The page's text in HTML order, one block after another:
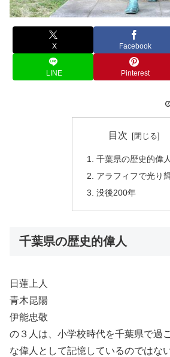
X Facebook
LINE Pinterest
目次
千葉県の歴史的偉人
アラフィフで光り
没後200年
千葉県の歴史的偉人
日蓮上人
青木昆陽
伊能忠敬
の３人は、小学校時代を千葉県で過
な偉人として記憶しているのではな